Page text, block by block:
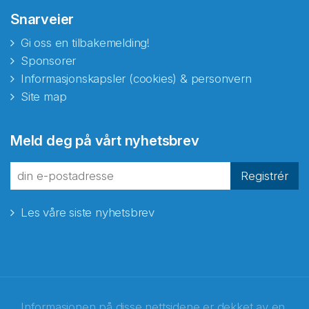
Snarveier
Gi oss en tilbakemelding!
Sponsorer
Informasjonskapsler (cookies) & personvern
Site map
Meld deg på vårt nyhetsbrev
Registrér
Les våre siste nyhetsbrev
fra Norecopa